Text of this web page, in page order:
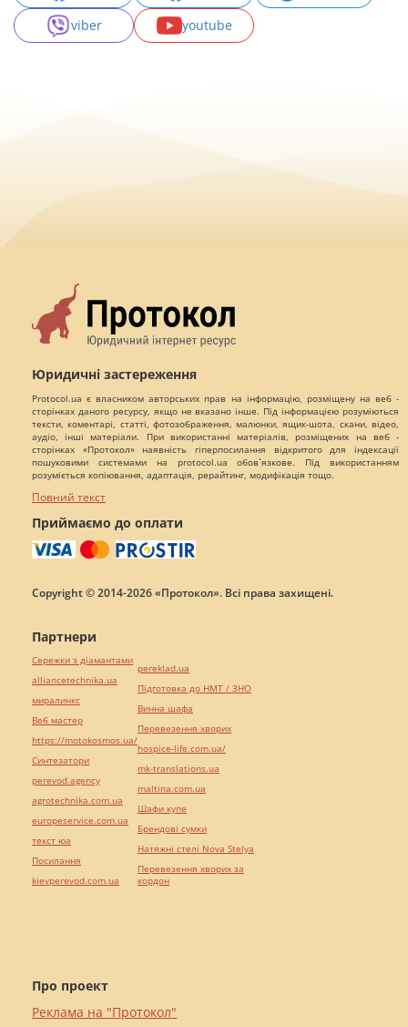
viber
youtube
Юридичні застереження
Protocol.ua є власником авторських прав на інформацію, розміщену на веб -
сторінках даного ресурсу, якщо не вказано інше. Під інформацією розуміються
тексти, коментарі, статті, фотозображення, малюнки, ящик-шота, скани, відео,
аудіо, інші матеріали. При використанні матеріалів, розміщених на веб -
сторінках «Протокол» наявність гіперпосилання відкритого для індексації
пошуковими системами на protocol.ua обов`язкове. Під використанням
розуміється копіювання, адаптація, рерайтинг, модифікація тощо.
Повний текст
Приймаємо до оплати
Copyright © 2014-2026 «Протокол». Всі права захищені.
Про проект
Реклама на "Протокол"
Партнери
Сережки з діамантами
alliancetechnika.ua
миралинкс
Веб мастер
https://motokosmos.ua/
Синтезатори
perevod.agency
agrotechnika.com.ua
europeservice.com.ua
текст юа
Посилання
kievperevod.com.ua
pereklad.ua
Підготовка до НМТ / ЗНО
Винна шафа
Перевезення хворих
hospice-life.com.ua/
mk-translations.ua
maltina.com.ua
Шафи купе
Брендові сумки
Натяжні стелі Nova Stelya
Перевезення хворих за
кордон